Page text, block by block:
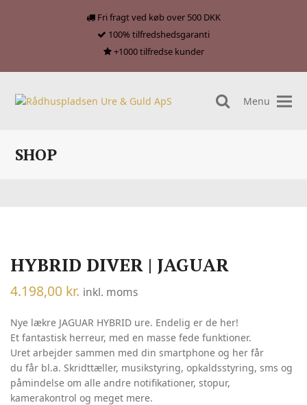
Fri fragt ved køb over 500 DKK
100% tilfredshedsgaranti
+1000 tilfredse kunder
search
Menu
SHOP
HYBRID DIVER | JAGUAR
4.198,00 kr. inkl. moms
Nye lækre JAGUAR HYBRID ure. Endelig er de her!
Et fantastisk herreur, med en masse fede funktioner.
Uret arbejder sammen med din smartphone og her får
du får bl.a. Skridttæller, musikstyring, opkaldsstyring, sms og
påmindelse om alle andre notifikationer, stopur,
kamerakontrol og meget mere.